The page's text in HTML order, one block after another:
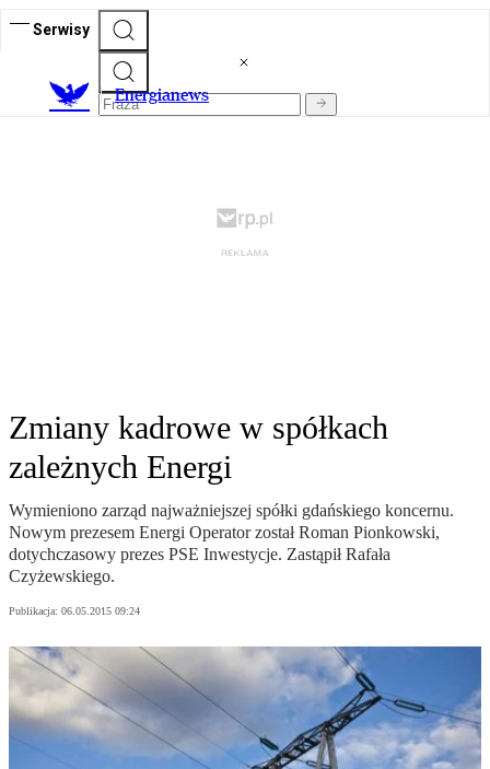
Serwisy
Energianews
Zmiany kadrowe w spółkach
zależnych Energi
Wymieniono zarząd najważniejszej spółki gdańskiego koncernu.
Nowym prezesem Energi Operator został Roman Pionkowski,
dotychczasowy prezes PSE Inwestycje. Zastąpił Rafała
Czyżewskiego.
Publikacja: 06.05.2015 09:24